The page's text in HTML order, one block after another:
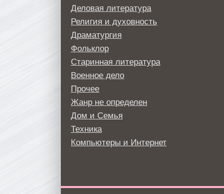
Деловая литература
Религия и духовность
Драматургия
Фольклор
Старинная литература
Военное дело
Прочее
Жанр не определен
Дом и Семья
Техника
Компьютеры и Интернет